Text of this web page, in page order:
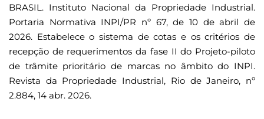
BRASIL. Instituto Nacional da Propriedade Industrial.
Portaria Normativa INPI/PR nº 67, de 10 de abril de
2026. Estabelece o sistema de cotas e os critérios de
recepção de requerimentos da fase II do Projeto-piloto
de trâmite prioritário de marcas no âmbito do INPI.
Revista da Propriedade Industrial, Rio de Janeiro, nº
2.884, 14 abr. 2026.